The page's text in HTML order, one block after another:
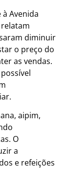
Avenida
diminuir
o preço do
as vendas.
aipim,
O
a
e refeições